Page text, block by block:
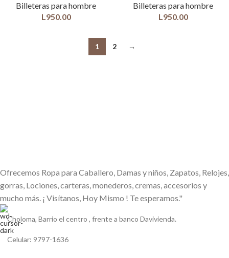
Billeteras para hombre
L950.00
Billeteras para hombre
L950.00
1 2 →
Ofrecemos Ropa para Caballero, Damas y niños, Zapatos, Relojes,
gorras, Lociones, carteras, monederos, cremas, accesorios y
mucho más. ¡ Visítanos, Hoy Mismo ! Te esperamos."
Choloma, Barrio el centro , frente a banco Davivienda.
Celular: 9797-1636